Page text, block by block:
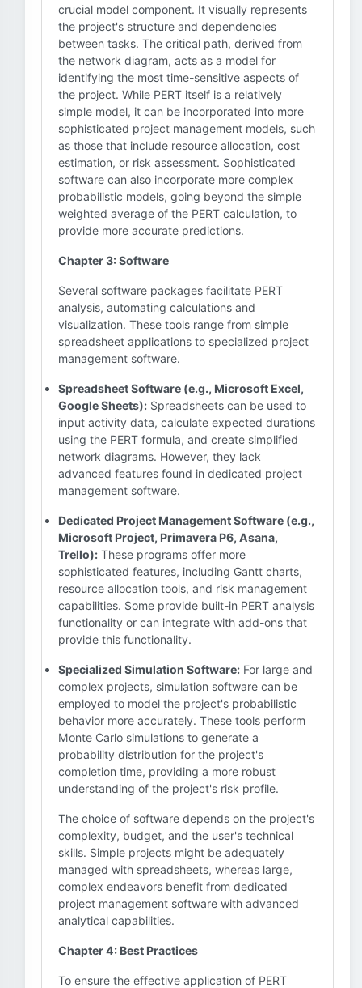
crucial model component. It visually represents
the project's structure and dependencies
between tasks. The critical path, derived from
the network diagram, acts as a model for
identifying the most time-sensitive aspects of
the project. While PERT itself is a relatively
simple model, it can be incorporated into more
sophisticated project management models, such
as those that include resource allocation, cost
estimation, or risk assessment. Sophisticated
software can also incorporate more complex
probabilistic models, going beyond the simple
weighted average of the PERT calculation, to
provide more accurate predictions.
Chapter 3: Software
Several software packages facilitate PERT
analysis, automating calculations and
visualization. These tools range from simple
spreadsheet applications to specialized project
management software.
Spreadsheet Software (e.g., Microsoft Excel,
Google Sheets): Spreadsheets can be used to
input activity data, calculate expected durations
using the PERT formula, and create simplified
network diagrams. However, they lack
advanced features found in dedicated project
management software.
Dedicated Project Management Software (e.g.,
Microsoft Project, Primavera P6, Asana,
Trello): These programs offer more
sophisticated features, including Gantt charts,
resource allocation tools, and risk management
capabilities. Some provide built-in PERT analysis
functionality or can integrate with add-ons that
provide this functionality.
Specialized Simulation Software: For large and
complex projects, simulation software can be
employed to model the project's probabilistic
behavior more accurately. These tools perform
Monte Carlo simulations to generate a
probability distribution for the project's
completion time, providing a more robust
understanding of the project's risk profile.
The choice of software depends on the project's
complexity, budget, and the user's technical
skills. Simple projects might be adequately
managed with spreadsheets, whereas large,
complex endeavors benefit from dedicated
project management software with advanced
analytical capabilities.
Chapter 4: Best Practices
To ensure the effective application of PERT